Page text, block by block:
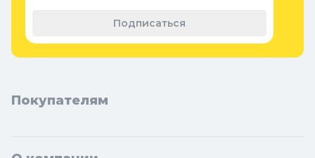
Подписаться
Покупателям